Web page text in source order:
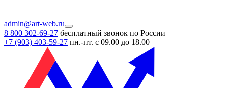
admin@art-web.ru
8 800 302-69-27 бесплатный звонок по России
+7 (903) 403-59-27 пн.-пт. с 09.00 до 18.00